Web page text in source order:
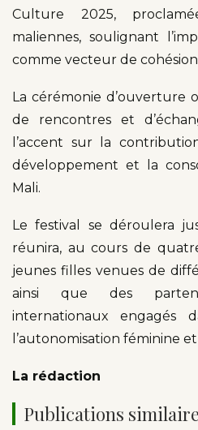
Culture 2025,
maliennes, soulignant
comme vecteur de
La cérémonie d’ouverture
de rencontres et
l’accent sur la
développement et la
Mali.
Le festival se déroulera
réunira, au cours de
jeunes filles venues de
ainsi que des
internationaux engagés
l’autonomisation féminine
La rédaction
Publications